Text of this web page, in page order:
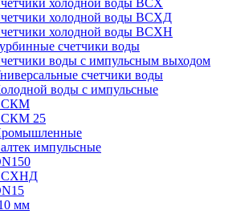
холодной воды ВСХ
холодной воды ВСХД
холодной воды ВСХН
счетчики воды
воды с импульсным выходом
счетчики воды
воды с импульсные
25
импульсные
мм